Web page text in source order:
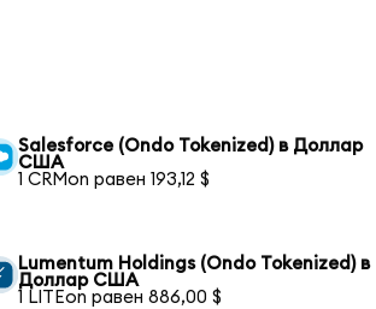
Salesforce (Ondo Tokenized) в Доллар
США
1 CRMon равен 193,12 $
Lumentum Holdings (Ondo Tokenized) в
Доллар США
1 LITEon равен 886,00 $